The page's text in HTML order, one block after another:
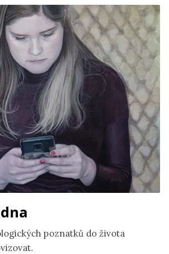
poznatků do života